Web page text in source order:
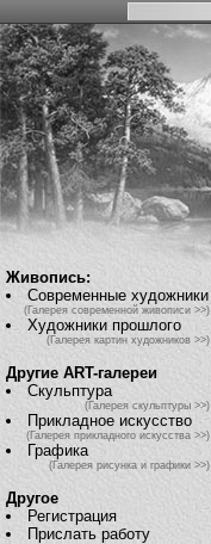
Живопись:
Современные художники
(Галерея современной живописи >>)
Художники прошлого
(Галерея картин художников >>)
Другие ART-галереи
Скульптура
(Галерея скульптуры >>)
Прикладное искусство
(Галерея прикладного искусства >>)
Графика
(Галерея рисунка и графики >>)
Другое
Регистрация
Прислать работу